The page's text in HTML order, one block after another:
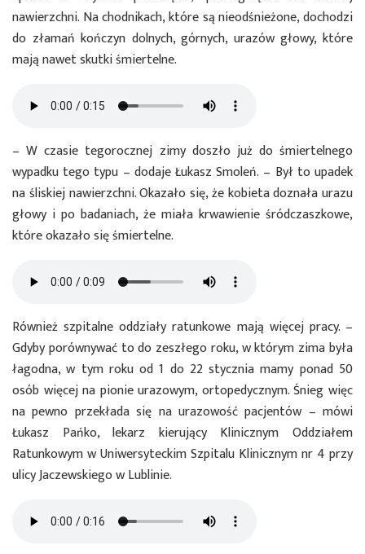
nawierzchni. Na chodnikach, które są nieodśnieżone, dochodzi
do złamań kończyn dolnych, górnych, urazów głowy, które
mają nawet skutki śmiertelne.
– W czasie tegorocznej zimy doszło już do śmiertelnego
wypadku tego typu – dodaje Łukasz Smoleń. – Był to upadek
na śliskiej nawierzchni. Okazało się, że kobieta doznała urazu
głowy i po badaniach, że miała krwawienie śródczaszkowe,
które okazało się śmiertelne.
Również szpitalne oddziały ratunkowe mają więcej pracy. –
Gdyby porównywać to do zeszłego roku, w którym zima była
łagodna, w tym roku od 1 do 22 stycznia mamy ponad 50
osób więcej na pionie urazowym, ortopedycznym. Śnieg więc
na pewno przekłada się na urazowość pacjentów – mówi
Łukasz Pańko, lekarz kierujący Klinicznym Oddziałem
Ratunkowym w Uniwersyteckim Szpitalu Klinicznym nr 4 przy
ulicy Jaczewskiego w Lublinie.